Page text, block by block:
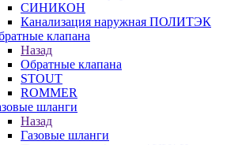
СИНИКОН
Канализация наружная ПОЛИТЭК
клапана
Назад
Обратные клапана
STOUT
ROMMER
шланги
Назад
Газовые шланги